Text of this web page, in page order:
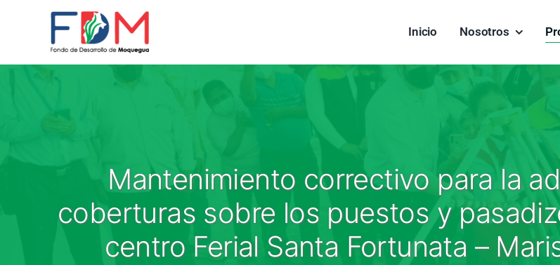
Skip to content
Inicio
Nosotros
Mantenimiento correctivo para la
coberturas sobre los puestos y
centro Ferial Santa Fortunata –